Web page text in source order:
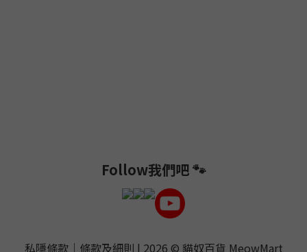
Follow我們吧 🐾
私隱條款｜ 條款及細則 | 2026 © 貓奴百貨 MeowMart